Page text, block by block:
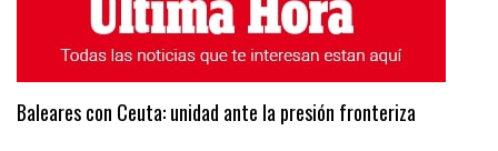
Baleares con Ceuta: unidad ante la presión fronteriza